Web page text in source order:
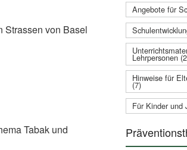
Strassen von Basel
Tabak und
Angebote für
Lehrpersonen
Hinweise für
(7)
Für Kinder und